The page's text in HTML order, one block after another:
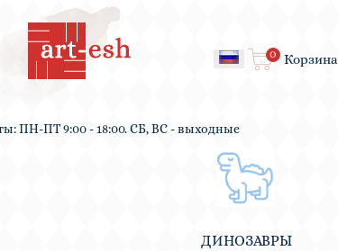
Корзина
0
ПН-ПТ 9:00 - 18:00. СБ, ВС - выходные
ДИНОЗАВРЫ